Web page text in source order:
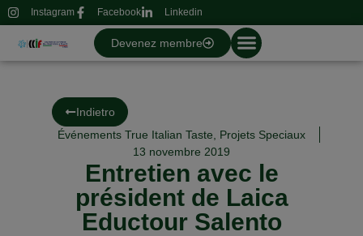
Instagram Facebook Linkedin
Devenez membre
Indietro
Événements True Italian Taste
Projets Speciaux
13 novembre 2019
Entretien avec le
président de Laica
Eductour Salento